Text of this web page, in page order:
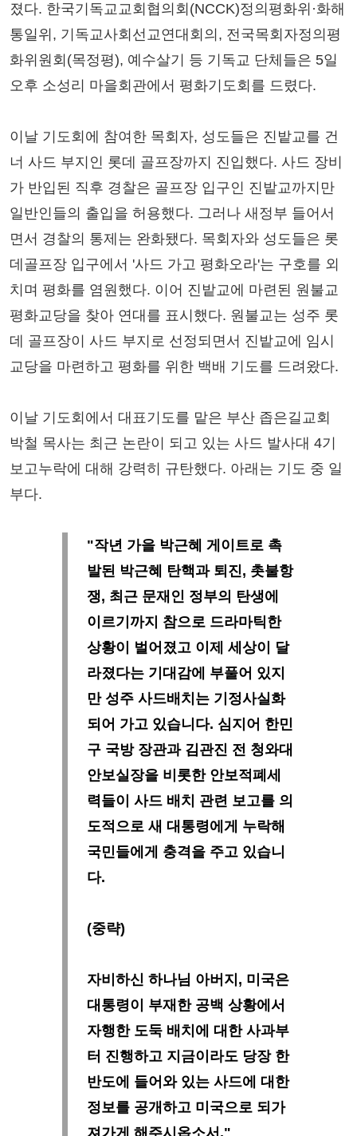
졌다. 한국기독교교회협의회(NCCK)정의평화위·화해
통일위, 기독교사회선교연대회의, 전국목회자정의평
화위원회(목정평), 예수살기 등 기독교 단체들은 5일
오후 소성리 마을회관에서 평화기도회를 드렸다.
이날 기도회에 참여한 목회자, 성도들은 진밭교를 건
너 사드 부지인 롯데 골프장까지 진입했다. 사드 장비
가 반입된 직후 경찰은 골프장 입구인 진밭교까지만
일반인들의 출입을 허용했다. 그러나 새정부 들어서
면서 경찰의 통제는 완화됐다. 목회자와 성도들은 롯
데골프장 입구에서 '사드 가고 평화오라'는 구호를 외
치며 평화를 염원했다. 이어 진밭교에 마련된 원불교
평화교당을 찾아 연대를 표시했다. 원불교는 성주 롯
데 골프장이 사드 부지로 선정되면서 진밭교에 임시
교당을 마련하고 평화를 위한 백배 기도를 드려왔다.
이날 기도회에서 대표기도를 맡은 부산 좁은길교회
박철 목사는 최근 논란이 되고 있는 사드 발사대 4기
보고누락에 대해 강력히 규탄했다. 아래는 기도 중 일
부다.
"작년 가을 박근혜 게이트로 촉
발된 박근혜 탄핵과 퇴진, 촛불항
쟁, 최근 문재인 정부의 탄생에
이르기까지 참으로 드라마틱한
상황이 벌어졌고 이제 세상이 달
라졌다는 기대감에 부풀어 있지
만 성주 사드배치는 기정사실화
되어 가고 있습니다. 심지어 한민
구 국방 장관과 김관진 전 청와대
안보실장을 비롯한 안보적폐세
력들이 사드 배치 관련 보고를 의
도적으로 새 대통령에게 누락해
국민들에게 충격을 주고 있습니
다.
(중략)
자비하신 하나님 아버지, 미국은
대통령이 부재한 공백 상황에서
자행한 도둑 배치에 대한 사과부
터 진행하고 지금이라도 당장 한
반도에 들어와 있는 사드에 대한
정보를 공개하고 미국으로 되가